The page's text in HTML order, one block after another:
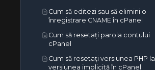
Cum să editezi sau să elimini o
înregistrare CNAME în cPanel
Cum să resetați parola contului
cPanel
Cum să resetați versiunea PHP la
versiunea implicită în cPanel